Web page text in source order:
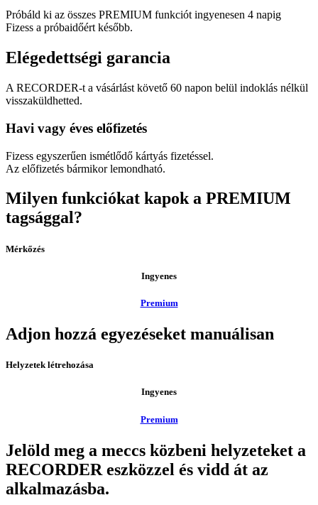
Próbáld ki az összes PREMIUM funkciót ingyenesen 4 napig
Fizess a próbaidőért később.
Elégedettségi garancia
A RECORDER-t a vásárlást követő 60 napon belül indoklás nélkül
visszaküldhetted.
Havi vagy éves előfizetés
Fizess egyszerűen ismétlődő kártyás fizetéssel.
Az előfizetés bármikor lemondható.
Milyen funkciókat kapok a PREMIUM
tagsággal?
Mérkőzés
Ingyenes
Premium
Adjon hozzá egyezéseket manuálisan
Helyzetek létrehozása
Ingyenes
Premium
Jelöld meg a meccs közbeni helyzeteket a
RECORDER eszközzel és vidd át az
alkalmazásba.